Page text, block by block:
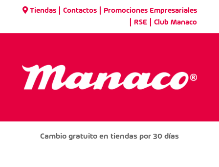
Tiendas |Contactos Promociones Empresariales
RSE |Club Manaco
Cambio gratuito en tiendas por 30 días